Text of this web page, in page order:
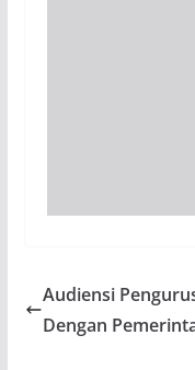
Audiensi
Dengan